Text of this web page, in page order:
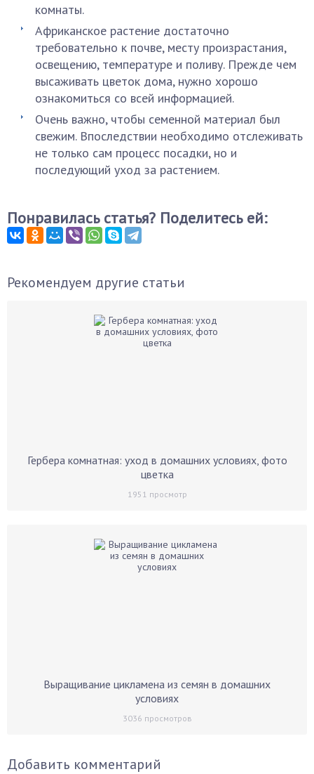
комнаты.
Африканское растение достаточно
требовательно к почве, месту произрастания,
освещению, температуре и поливу. Прежде чем
высаживать цветок дома, нужно хорошо
ознакомиться со всей информацией.
Очень важно, чтобы семенной материал был
свежим. Впоследствии необходимо отслеживать
не только сам процесс посадки, но и
последующий уход за растением.
Понравилась статья? Поделитесь ей:
Рекомендуем другие статьи
Гербера комнатная: уход в домашних условиях, фото
цветка
1951 просмотр
Выращивание цикламена из семян в домашних
условиях
3036 просмотров
Добавить комментарий